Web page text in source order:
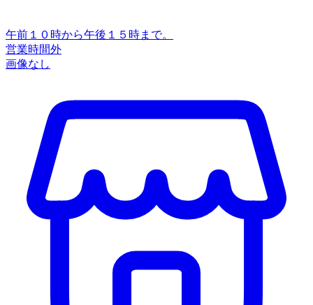
午前１０時から午後１５時まで。
営業時間外
画像なし